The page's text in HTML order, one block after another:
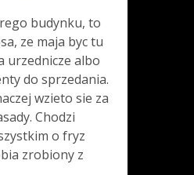
budynku, to
ze maja byc tu
urzednicze albo
do sprzedania.
wzieto sie za
Chodzi
o fryz
zrobiony z